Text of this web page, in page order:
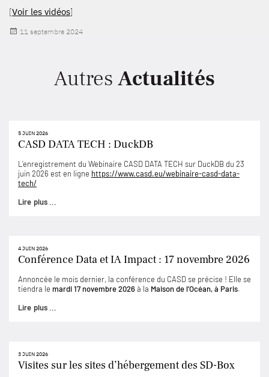
[Voir les vidéos]
Publié
11 septembre 2024
Autres Actualités
5 JUIN 2026
CASD DATA TECH : DuckDB
L’enregistrement du Webinaire CASD DATA TECH sur DuckDB du 23
juin 2026 est en ligne https://www.casd.eu/webinaire-casd-data-
tech/
Lire plus ...
4 JUIN 2026
Conférence Data et IA Impact : 17 novembre 2026
Annoncée le mois dernier, la conférence du CASD se précise ! Elle se
tiendra le mardi 17 novembre 2026à la Maison de l’Océan, à Paris.
Lire plus ...
3 JUIN 2026
Visites sur les sites d’hébergement des SD-Box